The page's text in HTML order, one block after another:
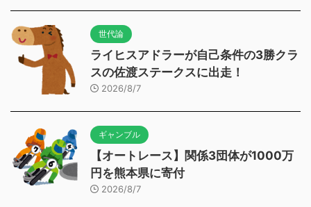
世代論
ライヒスアドラーが自己条件の3勝クラ
スの佐渡ステークスに出走！
2026/8/7
ギャンブル
【オートレース】関係3団体が1000万
円を熊本県に寄付
2026/8/7